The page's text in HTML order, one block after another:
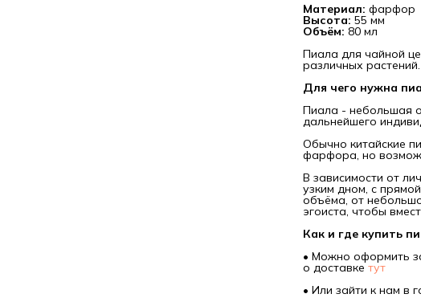
Материал: фарфор
Высота: 55 мм
Объём: 80 мл
Пиала для чайной
различных
Для чего нужна
Пиала - небольшая
дальнейшего
Обычно китайские
фарфора, но
В зависимости от
узким дном, с
объёма, от
эгоиста, чтобы
Как и где купить
• Можно оформить
о доставкетут
• Или зайти к нам в